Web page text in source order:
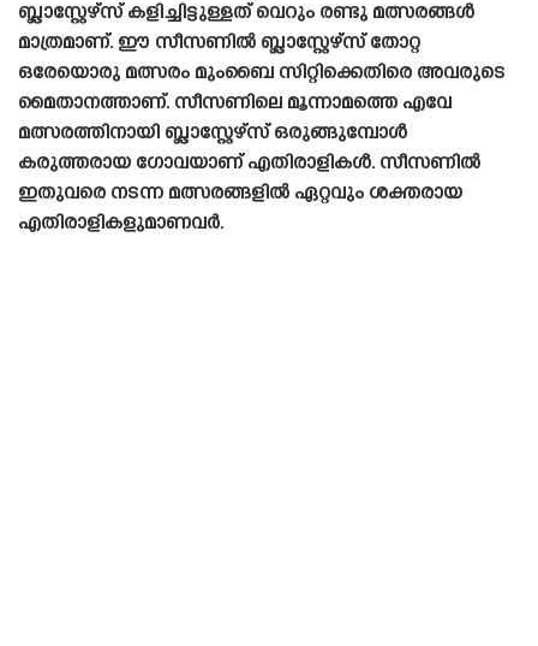
ബ്ലാസ്റ്റേഴ്‌സ് കളിച്ചിട്ടുള്ളത് വെറും രണ്ടു മത്സരങ്ങൾ
മാത്രമാണ്. ഈ സീസണിൽ ബ്ലാസ്റ്റേഴ്‌സ് തോറ്റ
ഒരേയൊരു മത്സരം മുംബൈ സിറ്റിക്കെതിരെ അവരുടെ
മൈതാനത്താണ്. സീസണിലെ മൂന്നാമത്തെ എവേ
മത്സരത്തിനായി ബ്ലാസ്റ്റേഴ്‌സ് ഒരുങ്ങുമ്പോൾ
കരുത്തരായ ഗോവയാണ് എതിരാളികൾ. സീസണിൽ
ഇതുവരെ നടന്ന മത്സരങ്ങളിൽ ഏറ്റവും ശക്തരായ
എതിരാളികളുമാണവർ.